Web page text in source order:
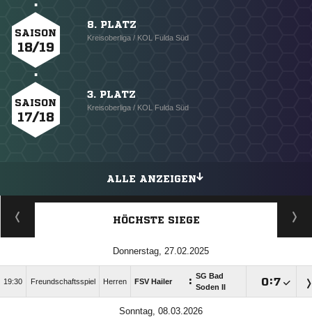
SAISON
18/19
8. PLATZ
Kreisoberliga / KOL Fulda Süd
SAISON
17/18
3. PLATZ
Kreisoberliga / KOL Fulda Süd
ALLE ANZEIGEN
HÖCHSTE SIEGE
Donnerstag, 27.02.2025
19:30 Freundschaftsspiel Herren FSV Hailer : SG Bad
Soden II
:
Sonntag, 08.03.2026